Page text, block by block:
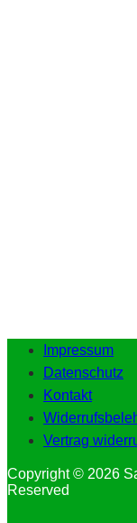
Impressum
Datenschutz
Kontakt
Vertrag
Copyright © 2026
Reserved